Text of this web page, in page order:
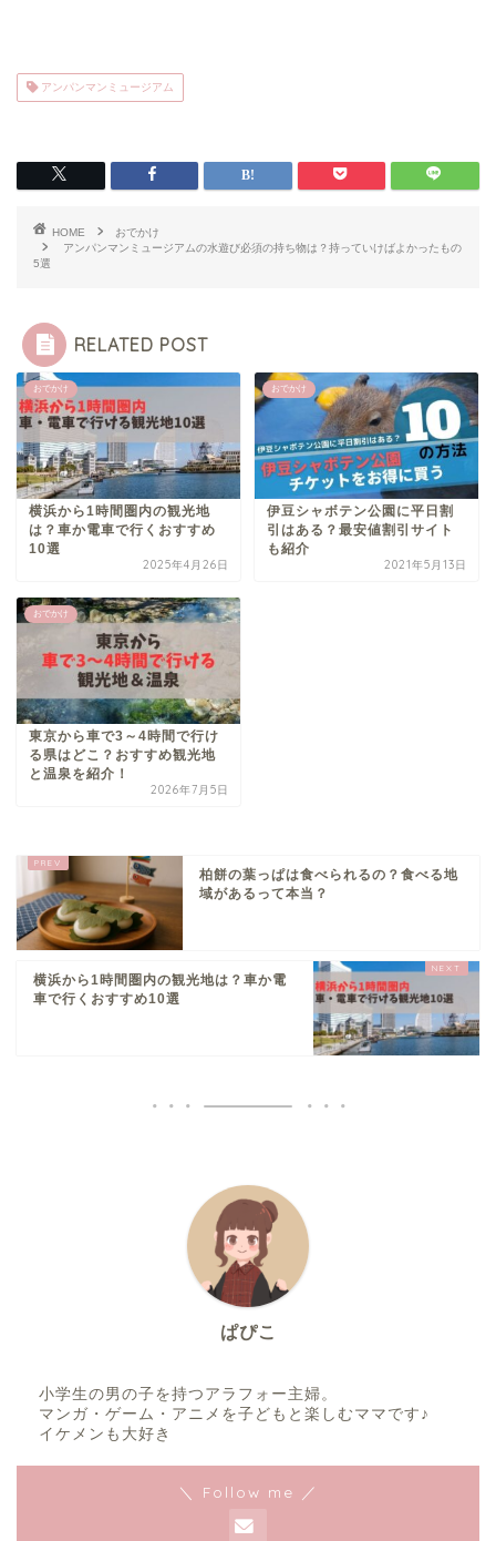
アンパンマンミュージアム
HOME
おでかけ
アンパンマンミュージアムの水遊び必須の持ち物は？持っていけばよかったもの
5選
RELATED POST
おでかけ
横浜から1時間圏内の観光地
は？車か電車で行くおすすめ
10選
2025年4月26日
おでかけ
伊豆シャボテン公園に平日割
引はある？最安値割引サイト
も紹介
2021年5月13日
おでかけ
東京から車で3～4時間で行け
る県はどこ？おすすめ観光地
と温泉を紹介！
2026年7月5日
柏餅の葉っぱは食べられるの？食べる地
域があるって本当？
横浜から1時間圏内の観光地は？車か電
車で行くおすすめ10選
ぱぴこ
小学生の男の子を持つアラフォー主婦。
マンガ・ゲーム・アニメを子どもと楽しむママです♪
イケメンも大好き
＼ Follow me ／